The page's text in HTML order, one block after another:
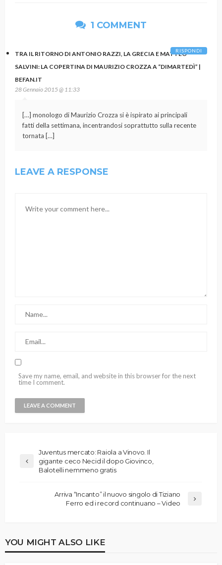
1 COMMENT
TRA IL RITORNO DI ANTONIO RAZZI, LA GRECIA E MATTEO
SALVINI: LA COPERTINA DI MAURIZIO CROZZA A “DIMARTEDÌ” |
BEFAN.IT
28 Gennaio 2015 @ 11:33
[…] monologo di Maurizio Crozza si è ispirato ai principali
fatti della settimana, incentrandosi soprattutto sulla recente
tornata […]
RISPONDI
LEAVE A RESPONSE
Save my name, email, and website in this browser for the next
time I comment.
Juventus mercato: Raiola a Vinovo. Il
gigante ceco Necid il dopo Giovinco,
Balotelli nemmeno gratis
Arriva “Incanto” il nuovo singolo di Tiziano
Ferro ed i record continuano – Video
YOU MIGHT ALSO LIKE